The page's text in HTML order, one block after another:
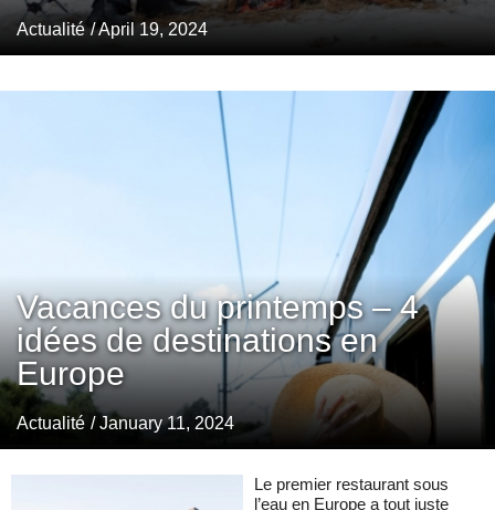
Actualité / April 19, 2024
Vacances du printemps – 4
idées de destinations en
Europe
Actualité / January 11, 2024
Le premier restaurant sous
l’eau en Europe a tout juste